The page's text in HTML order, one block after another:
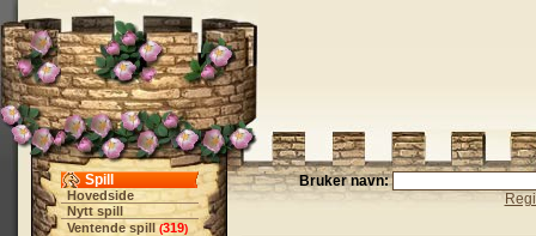
Spill
Hovedside
Nytt spill
Ventende spill (319)
Bruker navn: